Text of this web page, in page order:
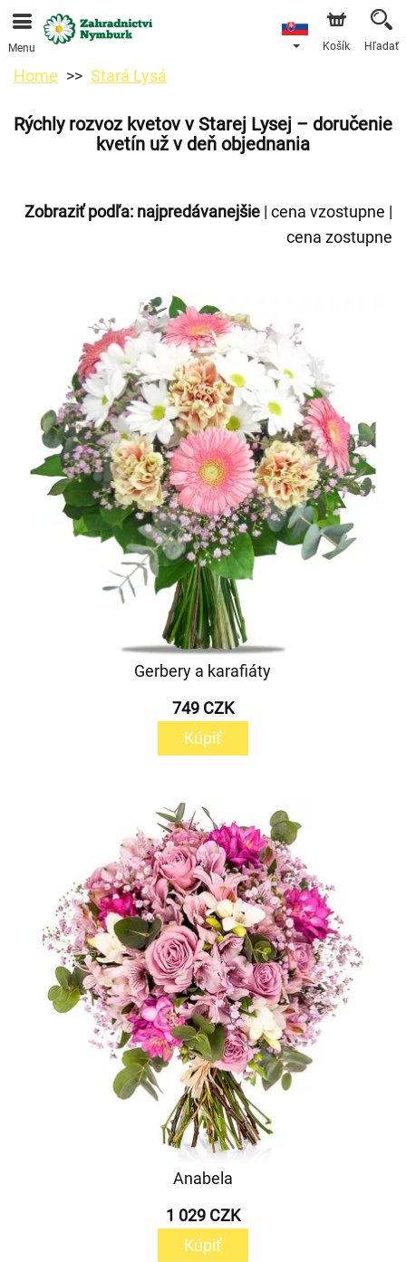
Objednávky prijímame prostredníctvom nášho e-shopu.
Najskorší možný termín doručenia je od 11.8.2026 z
Menu Košík Hľadať
Home Stará Lysá
Rýchly rozvoz kvetov v Starej Lysej – doručenie
kvetín už v deň objednania
Zobraziť podľa: najpredávanejšie | cena vzostupne |
cena zostupne
Gerbery a karafiáty
749 CZK
Kúpiť
Anabela
1 029 CZK
Kúpiť